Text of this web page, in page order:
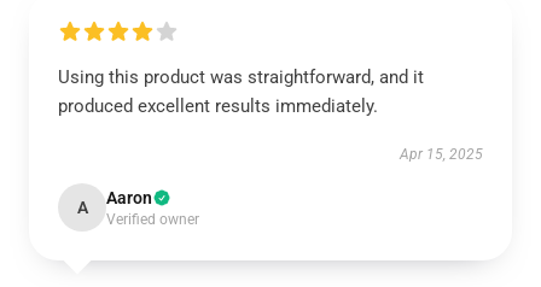
Using this product was straightforward, and it
produced excellent results immediately.
Apr 15, 2025
A Aaron
Verified owner